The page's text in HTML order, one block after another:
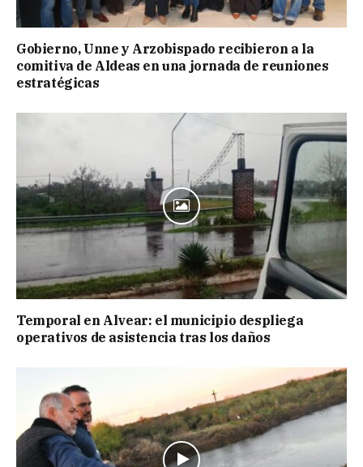
Gobierno, Unne y Arzobispado recibieron a la
comitiva de Aldeas en una jornada de reuniones
estratégicas
Temporal en Alvear: el municipio despliega
operativos de asistencia tras los daños